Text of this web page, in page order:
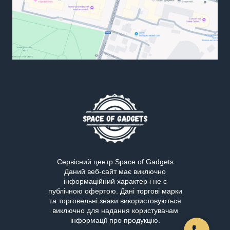
Сервісний центр Space of Gadgets
Даний веб-сайт має виключно
інформаційний характер і не є
публічною офертою. Дані торгові марки
та торговельні знаки використовуються
виключно для надання користувачам
інформації про продукцію.